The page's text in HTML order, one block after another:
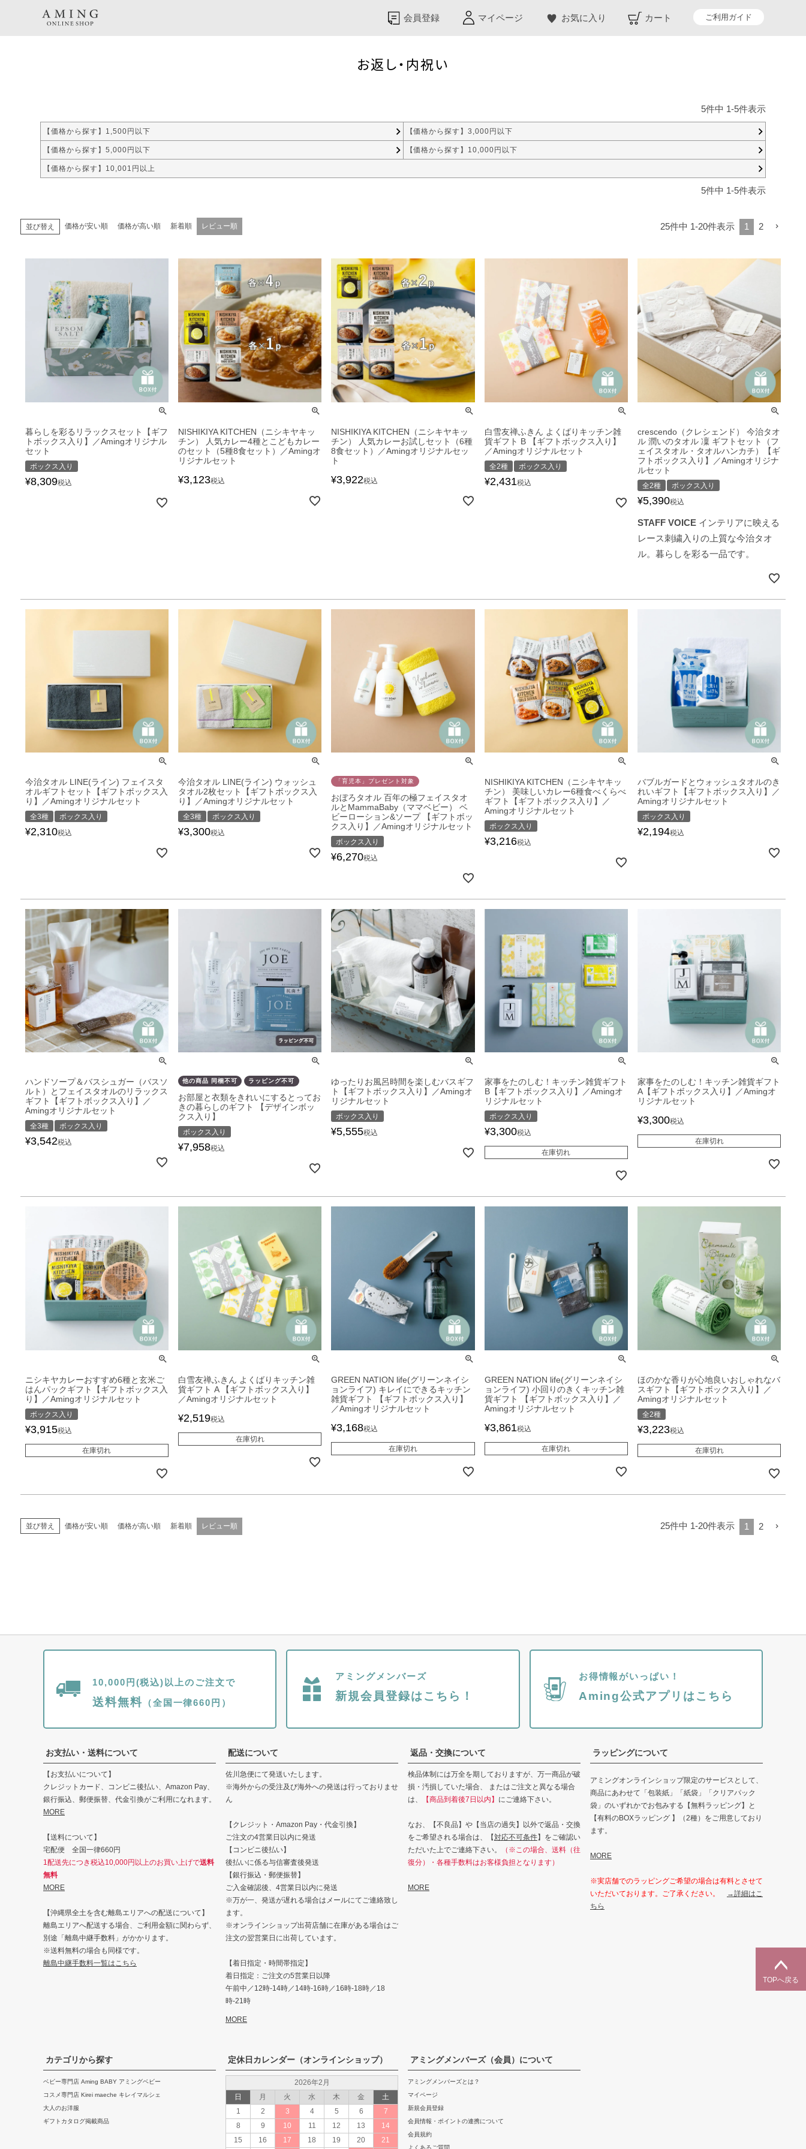
会員登録 マイページ お気に入り カート ご利用ガイド
TOP 贈り物商品一覧
お返し・内祝い
5件中 1-5件表示
【価格から探す】1,500円以下 【価格から探す】3,000円以下
【価格から探す】5,000円以下 【価格から探す】10,000円以下
【価格から探す】10,001円以上
5件中 1-5件表示
並び替え 価格が安い順 価格が高い順 新着順 レビュー順 25件中 1-20件表示 1 2
暮らしを彩るリラックスセット【ギフ
トボックス入り】／Amingオリジナル
セット
ボックス入り
¥8,309税込
NISHIKIYA KITCHEN（ニシキヤキッ
チン） 人気カレー4種とこどもカレー
のセット（5種8食セット）／Amingオ
リジナルセット
¥3,123税込
NISHIKIYA KITCHEN（ニシキヤキッ
チン） 人気カレーお試しセット（6種
8食セット）／Amingオリジナルセッ
ト
¥3,922税込
白雪友禅ふきん よくばりキッチン雑
貨ギフト B 【ギフトボックス入り】
／Amingオリジナルセット
全2種 ボックス入り
¥2,431税込
crescendo（クレシェンド） 今治タオ
ル 潤いのタオル 凜 ギフトセット（フ
ェイスタオル・タオルハンカチ）【ギ
フトボックス入り】／Amingオリジナ
ルセット
全2種 ボックス入り
¥5,390税込
STAFF VOICE インテリアに映える
レース刺繍入りの上質な今治タオ
ル。暮らしを彩る一品です。
今治タオル LINE(ライン) フェイスタ
オルギフトセット【ギフトボックス入
り】／Amingオリジナルセット
全3種 ボックス入り
¥2,310税込
今治タオル LINE(ライン) ウォッシュ
タオル2枚セット【ギフトボックス入
り】／Amingオリジナルセット
全3種 ボックス入り
¥3,300税込
「育児本」プレゼント対象
おぼろタオル 百年の極フェイスタオ
ルとMammaBaby（ママベビー） ベ
ビーローション&ソープ 【ギフトボッ
クス入り】／Amingオリジナルセット
ボックス入り
¥6,270税込
NISHIKIYA KITCHEN（ニシキヤキッ
チン） 美味しいカレー6種食べくらべ
ギフト【ギフトボックス入り】／
Amingオリジナルセット
ボックス入り
¥3,216税込
バブルガードとウォッシュタオルのき
れいギフト【ギフトボックス入り】／
Amingオリジナルセット
ボックス入り
¥2,194税込
ハンドソープ＆バスシュガー（バスソ
ルト）とフェイスタオルのリラックス
ギフト【ギフトボックス入り】／
Amingオリジナルセット
全3種 ボックス入り
¥3,542税込
他の商品 同梱不可 ラッピング不可
お部屋と衣類をきれいにするとってお
きの暮らしのギフト 【デザインボッ
クス入り】
ボックス入り
¥7,958税込
ゆったりお風呂時間を楽しむバスギフ
ト【ギフトボックス入り】／Amingオ
リジナルセット
ボックス入り
¥5,555税込
家事をたのしむ！キッチン雑貨ギフト
B【ギフトボックス入り】／Amingオ
リジナルセット
ボックス入り
¥3,300税込
在庫切れ
家事をたのしむ！キッチン雑貨ギフト
A【ギフトボックス入り】／Amingオ
リジナルセット
¥3,300税込
在庫切れ
ニシキヤカレーおすすめ6種と玄米ご
はんパックギフト【ギフトボックス入
り】／Amingオリジナルセット
ボックス入り
¥3,915税込
在庫切れ
白雪友禅ふきん よくばりキッチン雑
貨ギフト A 【ギフトボックス入り】
／Amingオリジナルセット
¥2,519税込
在庫切れ
GREEN NATION life(グリーンネイシ
ョンライフ) キレイにできるキッチン
雑貨ギフト 【ギフトボックス入り】
／Amingオリジナルセット
¥3,168税込
在庫切れ
GREEN NATION life(グリーンネイシ
ョンライフ) 小回りのきくキッチン雑
貨ギフト 【ギフトボックス入り】／
Amingオリジナルセット
¥3,861税込
在庫切れ
ほのかな香りが心地良いおしゃれなバ
スギフト【ギフトボックス入り】／
Amingオリジナルセット
全2種
¥3,223税込
在庫切れ
並び替え 価格が安い順 価格が高い順 新着順 レビュー順 25件中 1-20件表示 1 2
TOPへ戻る
10,000円(税込)以上のご注文で
送料無料 （全国一律660円）
アミングメンバーズ
新規会員登録はこちら！
お得情報がいっぱい！
Aming公式アプリはこちら
お支払い・送料について
【お支払いについて】
クレジットカード、コンビニ後払い、Amazon Pay、
銀行振込、郵便振替、代金引換がご利用になれます。
MORE
【送料について】
宅配便 全国一律660円
1配送先につき税込10,000円以上のお買い上げで送料
無料
MORE
【沖縄県全土を含む離島エリアへの配送について】
離島エリアへ配送する場合、ご利用金額に関わらず、
別途「離島中継手数料」がかかります。
※送料無料の場合も同様です。
離島中継手数料一覧はこちら
配送について
佐川急便にて発送いたします。
※海外からの受注及び海外への発送は行っておりませ
ん
【クレジット・Amazon Pay・代金引換】
ご注文の4営業日以内に発送
【コンビニ後払い】
後払いに係る与信審査後発送
【銀行振込・郵便振替】
ご入金確認後、4営業日以内に発送
※万が一、発送が遅れる場合はメールにてご連絡致し
ます。
※オンラインショップ出荷店舗に在庫がある場合はご
注文の翌営業日に出荷しています。
【着日指定・時間帯指定】
着日指定：ご注文の5営業日以降
午前中／12時-14時／14時-16時／16時-18時／18
時-21時
MORE
返品・交換について
検品体制には万全を期しておりますが、万一商品が破
損・汚損していた場合、 またはご注文と異なる場合
は、
【商品到着後7日以内】 にご連絡下さい。
なお、【不良品】や【当店の過失】以外で返品・交換
をご希望される場合は、【対応不可条件】をご確認い
ただいた上でご連絡下さい。
（※この場合、送料（往
復分）・各種手数料はお客様負担となります）
MORE
ラッピングについて
アミングオンラインショップ限定のサービスとして、
商品にあわせて「包装紙」「紙袋」「クリアパック
袋」のいずれかでお包みする【無料ラッピング】と
【有料のBOXラッピング 】（2種）をご用意しており
ます。
MORE
※実店舗でのラッピングご希望の場合は有料とさせて
いただいております。ご了承ください。
→詳細はこ
ちら
カテゴリから探す
ベビー専門店 Aming BABY アミングベビー
コスメ専門店 Kirei maeche キレイマルシェ
大人のお洋服
ギフトカタログ掲載商品
定休日カレンダー（オンラインショップ）
2026年2月
日
月 火 水 木 金
土
1
2 3 4 5 6
7
8
9 10 11 12 13
14
15
16 17 18 19 20 21
アミングメンバーズ（会員）について
アミングメンバーズとは？
マイページ
新規会員登録
会員情報・ポイントの連携について
会員規約
よくあるご質問